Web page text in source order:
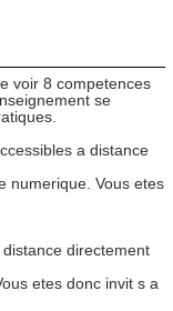
voir 8 competences
se
a distance
numerique. Vous etes
directement
etes donc invit s a